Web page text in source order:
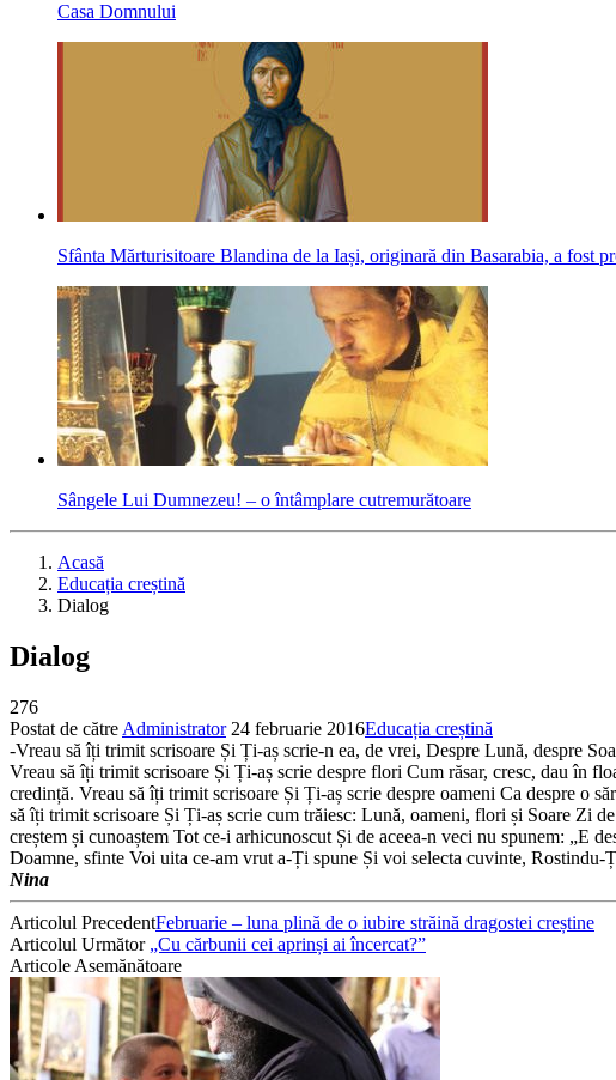
Casa Domnului
Sfânta Mărturisitoare Blandina de la Iași, originară din Basarabia, a fost
Sângele Lui Dumnezeu! – o întâmplare cutremurătoare
Acasă
Educația creștină
Dialog
Dialog
276
Postat de către Administrator 24 februarie 2016Educația creștină
-Vreau să îți trimit scrisoare Și Ți-aș scrie-n ea, de vrei, Despre Lună, despre
Vreau să îți trimit scrisoare Și Ți-aș scrie despre flori Cum răsar, cresc, dau în
credință. Vreau să îți trimit scrisoare Și Ți-aș scrie despre oameni Ca despre o
să îți trimit scrisoare Și Ți-aș scrie cum trăiesc: Lună, oameni, flori și Soare Zi
creștem și cunoaștem Tot ce-i arhicunoscut Și de aceea-n veci nu spunem: „E
Doamne, sfinte Voi uita ce-am vrut a-Ți spune Și voi selecta cuvinte,
Nina
Articolul PrecedentFebruarie – luna plină de o iubire străină dragostei creștine
Articolul Următor „Cu cărbunii cei aprinși ai încercat?”
Articole Asemănătoare